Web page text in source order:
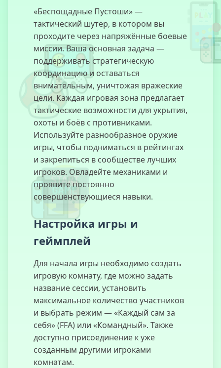
Francotirador
Legendario
WarStrike
Furia a la
Deriva
Crazy Cattle
3D
Simulador de
Battle Royale
«Беспощадные Пустоши» —
тактический шутер, в котором вы
проходите через напряжённые боевые
миссии. Ваша основная задача —
поддерживать стратегическую
координацию и оставаться
внимательным, уничтожая вражеские
цели. Каждая игровая зона предлагает
тактические возможности для укрытия,
охоты и боёв с противниками.
Используйте разнообразное оружие
игры, чтобы подниматься в рейтингах
и закрепиться в сообществе лучших
игроков. Овладейте механиками и
проявите постоянно
совершенствующиеся навыки.
Настройка игры и
геймплей
Для начала игры необходимо создать
игровую комнату, где можно задать
название сессии, установить
максимальное количество участников
и выбрать режим — «Каждый сам за
себя» (FFA) или «Командный». Также
доступно присоединение к уже
созданным другими игроками
комнатам.